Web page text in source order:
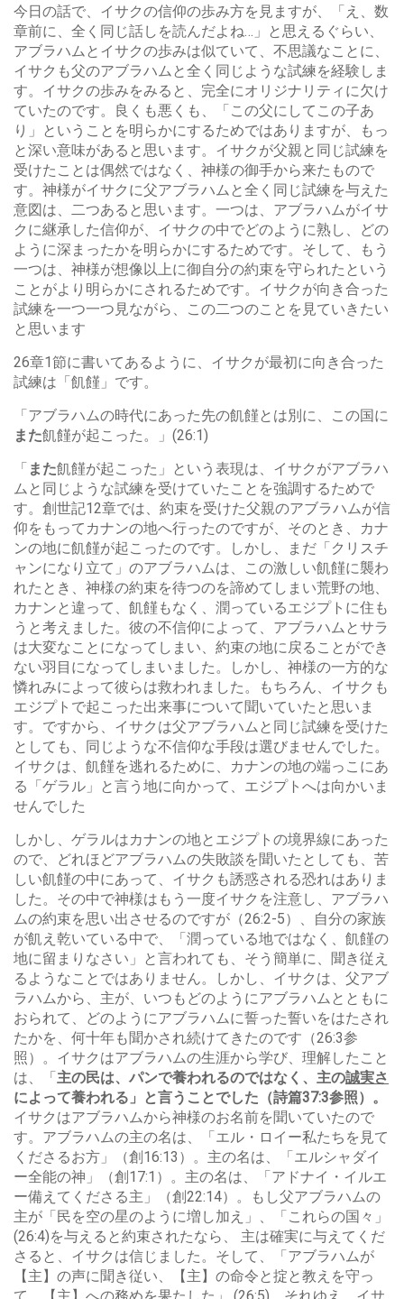
今日の話で、イサクの信仰の歩み方を見ますが、「え、数
章前に、全く同じ話しを読んだよね…」と思えるぐらい、
アブラハムとイサクの歩みは似ていて、不思議なことに、
イサクも父のアブラハムと全く同じような試練を経験しま
す。イサクの歩みをみると、完全にオリジナリティに欠け
ていたのです。良くも悪くも、「この父にしてこの子あ
り」ということを明らかにするためではありますが、もっ
と深い意味があると思います。イサクが父親と同じ試練を
受けたことは偶然ではなく、神様の御手から来たもので
す。神様がイサクに父アブラハムと全く同じ試練を与えた
意図は、二つあると思います。一つは、アブラハムがイサ
クに継承した信仰が、イサクの中でどのように熟し、どの
ように深まったかを明らかにするためです。そして、もう
一つは、神様が想像以上に御自分の約束を守られたという
ことがより明らかにされるためです。イサクが向き合った
試練を一つ一つ見ながら、この二つのことを見ていきたい
と思います
26章1節に書いてあるように、イサクが最初に向き合った
試練は「飢饉」です。
「アブラハムの時代にあった先の飢饉とは別に、この国に
また飢饉が起こった。」(26:1)
「 また飢饉が起こった」という表現は、イサクがアブラハ
ムと同じような試練を受けていたことを強調するためで
す。創世記12章では、約束を受けた父親のアブラハムが信
仰をもってカナンの地へ行ったのですが、そのとき、カナ
ンの地に飢饉が起こったのです。しかし、まだ「クリスチ
ャンになり立て」のアブラハムは、この激しい飢饉に襲わ
れたとき、神様の約束を待つのを諦めてしまい荒野の地、
カナンと違って、飢饉もなく、潤っているエジプトに住も
うと考えました。彼の不信仰によって、アブラハムとサラ
は大変なことになってしまい、約束の地に戻ることができ
ない羽目になってしまいました。しかし、神様の一方的な
憐れみによって彼らは救われました。もちろん、イサクも
エジプトで起こった出来事について聞いていたと思いま
す。ですから、イサクは父アブラハムと同じ試練を受けた
としても、同じような不信仰な手段は選びませんでした。
イサクは、飢饉を逃れるために、カナンの地の端っこにあ
る「ゲラル」と言う地に向かって、エジプトへは向かいま
せんでした
しかし、ゲラルはカナンの地とエジプトの境界線にあった
ので、どれほどアブラハムの失敗談を聞いたとしても、苦
しい飢饉の中にあって、イサクも誘惑される恐れはありま
した。その中で神様はもう一度イサクを注意し、アブラハ
ムの約束を思い出させるのですが（26:2-5）、自分の家族
が飢え乾いている中で、「潤っている地ではなく、飢饉の
地に留まりなさい」と言われても、そう簡単に、聞き従え
るようなことではありません。しかし、イサクは、父アブ
ラハムから、主が、いつもどのようにアブラハムとともに
おられて、どのようにアブラハムに誓った誓いをはたされ
たかを、何十年も聞かされ続けてきたのです（26:3参
照）。イサクはアブラハムの生涯から学び、理解したこと
は、「主の民は、パンで養われるのではなく、主の誠実さ
によって養われる」と言うことでした（詩篇37:3参照）。
イサクはアブラハムから神様のお名前を聞いていたので
す。アブラハムの主の名は、「エル・ロイー私たちを見て
くださるお方」（創16:13）。主の名は、「エルシャダイ
ー全能の神」（創17:1）。主の名は、「アドナイ・イルエ
ー備えてくださる主」（創22:14）。もし父アブラハムの
主が「民を空の星のように増し加え」、「これらの国々」
(26:4)を与えると約束されたなら、 主は確実に与えてくだ
さると、イサクは信じました。そして、「アブラハムが
【主】の声に聞き従い、【主】の命令と掟と教えを守っ